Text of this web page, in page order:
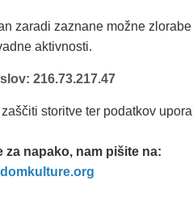
zaradi zaznane možne
aktivnosti.
216.73.217.47
storitve ter podatkov
za napako, nam pišite na: